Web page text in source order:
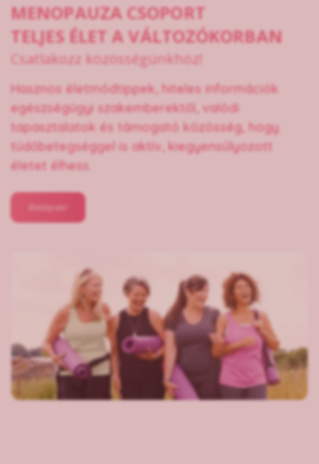
MENOPAUZA CSOPORT
TELJES ÉLET A VÁLTOZÓKORBAN
Csatlakozz közösségünkhöz!
Hasznos életmódtippek, hiteles információk
egészségügyi szakemberektől, valódi
tapasztalatok és támogató közösség, hogy
tüdőbetegséggel is aktív, kiegyensúlyozott
életet élhess.
Belépek!